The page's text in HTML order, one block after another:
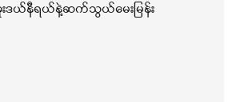
းဒယ်နီရယ်နဲ့ဆက်သွယ်မေးမြန်း